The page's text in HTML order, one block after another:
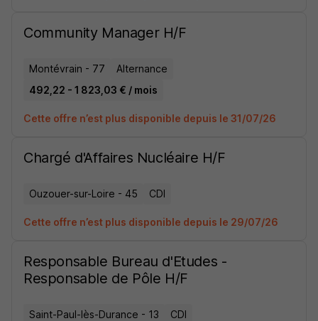
Community Manager H/F
Montévrain - 77
Alternance
492,22 - 1 823,03 € / mois
Cette offre n’est plus disponible depuis le 31/07/26
Chargé d'Affaires Nucléaire H/F
Ouzouer-sur-Loire - 45 CDI
Cette offre n’est plus disponible depuis le 29/07/26
Responsable Bureau d'Etudes -
Responsable de Pôle H/F
Saint-Paul-lès-Durance - 13 CDI